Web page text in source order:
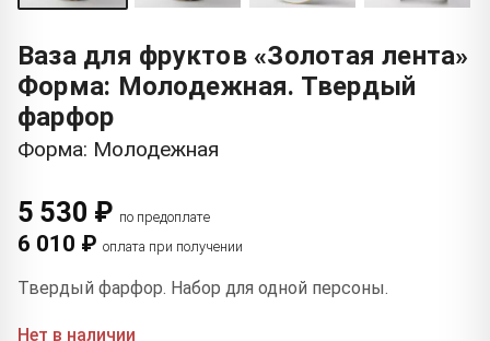
Ваза для фруктов «Золотая лента»
Форма: Молодежная. Твердый
фарфор
Форма: Молодежная
5 530 ₽ по предоплате
6 010 ₽ оплата при получении
Твердый фарфор. Набор для одной персоны.
Нет в наличии